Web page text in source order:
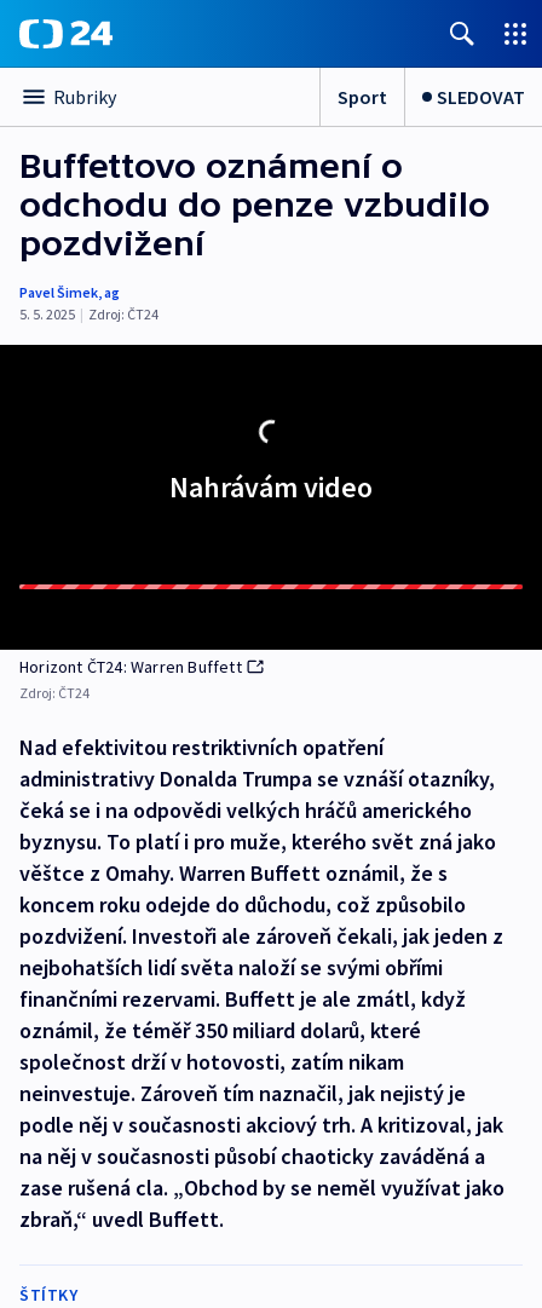
Rubriky Sport SLEDOVAT
Buffettovo oznámení o
odchodu do penze vzbudilo
pozdvižení
Pavel Šimek,ag
5. 5. 2025 | Zdroj: ČT24
Nahrávám video
Horizont ČT24: Warren Buffett
Zdroj: ČT24
Nad efektivitou restriktivních opatření
administrativy Donalda Trumpa se vznáší otazníky,
čeká se i na odpovědi velkých hráčů amerického
byznysu. To platí i pro muže, kterého svět zná jako
věštce z Omahy. Warren Buffett oznámil, že s
koncem roku odejde do důchodu, což způsobilo
pozdvižení. Investoři ale zároveň čekali, jak jeden z
nejbohatších lidí světa naloží se svými obřími
finančními rezervami. Buffett je ale zmátl, když
oznámil, že téměř 350 miliard dolarů, které
společnost drží v hotovosti, zatím nikam
neinvestuje. Zároveň tím naznačil, jak nejistý je
podle něj v současnosti akciový trh. A kritizoval, jak
na něj v současnosti působí chaoticky zaváděná a
zase rušená cla. „Obchod by se neměl využívat jako
zbraň,“ uvedl Buffett.
ŠTÍTKY